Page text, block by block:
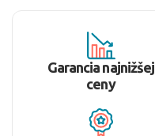
Garancia najnižšej
ceny